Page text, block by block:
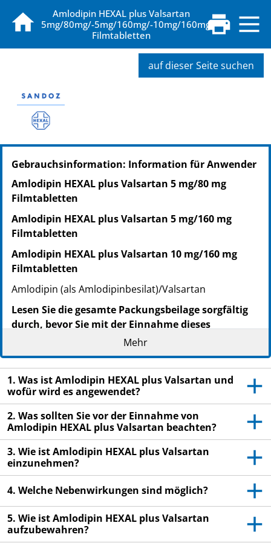
Amlodipin HEXAL plus Valsartan
5mg/80mg/-5mg/160mg/-10mg/160mg,
Filmtabletten
auf dieser Seite suchen
PZN: 12550792
PPN: 111255079281
NTIN: 04150125507925
PZN: 12550800
NTIN: 04150125508007
PZN: 12550817
PPN: 111255081765
NTIN: 04150125508175
Gebrauchsinformation: Information für Anwender
Amlodipin HEXAL plus Valsartan 5 mg/80 mg
Filmtabletten
Amlodipin HEXAL plus Valsartan 5 mg/160 mg
Filmtabletten
Amlodipin HEXAL plus Valsartan 10 mg/160 mg
Filmtabletten
Amlodipin (als Amlodipinbesilat)/Valsartan
Lesen Sie die gesamte Packungsbeilage sorgfältig
durch, bevor Sie mit der Einnahme dieses
Arzneimittels beginnen, denn sie enthält wichtige
Informationen.
Heben Sie die Packungsbeilage auf. Vielleicht
möchten Sie diese später nochmals lesen.
Wenn Sie weitere Fragen haben, wenden Sie sich
an Ihren Arzt oder Apotheker.
Dieses Arzneimittel wurde Ihnen persönlich
verschrieben. Geben Sie es nicht an Dritte weiter.
Es kann anderen Menschen schaden, auch wenn
Wenn Sie Nebenwirkungen bemerken, wenden Sie
sich an Ihren Arzt oder Apotheker. Dies gilt auch
für Nebenwirkungen, die nicht in dieser
Mehr
1. Was ist Amlodipin HEXAL plus Valsartan und
wofür wird es angewendet?
2. Was sollten Sie vor der Einnahme von
Amlodipin HEXAL plus Valsartan beachten?
3. Wie ist Amlodipin HEXAL plus Valsartan
einzunehmen?
4. Welche Nebenwirkungen sind möglich?
5. Wie ist Amlodipin HEXAL plus Valsartan
aufzubewahren?